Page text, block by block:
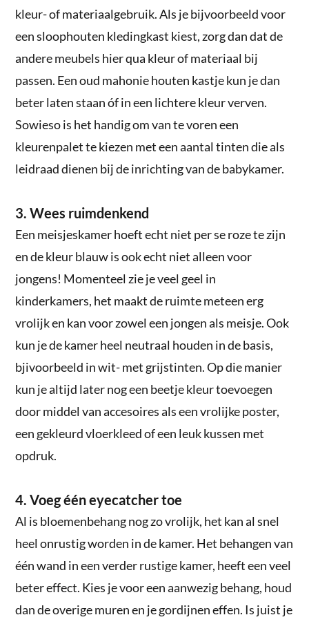
kleur- of materiaalgebruik. Als je bijvoorbeeld voor
een sloophouten kledingkast kiest, zorg dan dat de
andere meubels hier qua kleur of materiaal bij
passen. Een oud mahonie houten kastje kun je dan
beter laten staan óf in een lichtere kleur verven.
Sowieso is het handig om van te voren een
kleurenpalet te kiezen met een aantal tinten die als
leidraad dienen bij de inrichting van de babykamer.
3. Wees ruimdenkend
Een meisjeskamer hoeft echt niet per se roze te zijn
en de kleur blauw is ook echt niet alleen voor
jongens! Momenteel zie je veel geel in
kinderkamers, het maakt de ruimte meteen erg
vrolijk en kan voor zowel een jongen als meisje. Ook
kun je de kamer heel neutraal houden in de basis,
bjivoorbeeld in wit- met grijstinten. Op die manier
kun je altijd later nog een beetje kleur toevoegen
door middel van accesoires als een vrolijke poster,
een gekleurd vloerkleed of een leuk kussen met
opdruk.
4. Voeg één eyecatcher toe
Al is bloemenbehang nog zo vrolijk, het kan al snel
heel onrustig worden in de kamer. Het behangen van
één wand in een verder rustige kamer, heeft een veel
beter effect. Kies je voor een aanwezig behang, houd
dan de overige muren en je gordijnen effen. Is juist je